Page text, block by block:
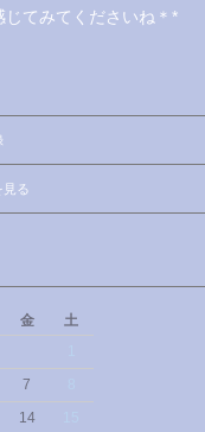
てみてくださいね＊*
見る
金
土
7
14